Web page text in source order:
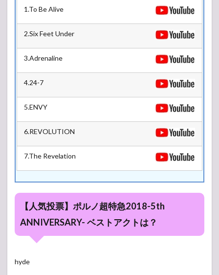
銀閣
2018/12/23(日)
3.1
金閣
3.2
銀閣
1.To Be Alive
2.Six Feet Under
3.Adrenaline
4.24-7
5.ENVY
6.REVOLUTION
7.The Revelation
【人気投票】ポルノ超特急2018-5th
ANNIVERSARY- ベストアクトは？
hyde